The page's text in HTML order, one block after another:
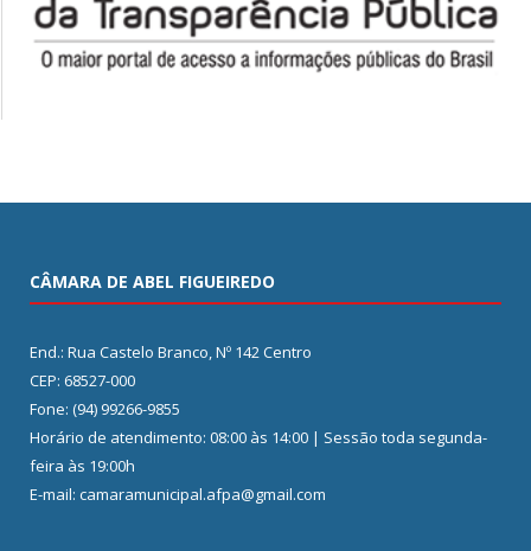
CÂMARA DE ABEL FIGUEIREDO
End.: Rua Castelo Branco, Nº 142 Centro
CEP: 68527-000
Fone: (94) 99266-9855
Horário de atendimento: 08:00 às 14:00 | Sessão toda segunda-
feira às 19:00h
E-mail: camaramunicipal.afpa@gmail.com